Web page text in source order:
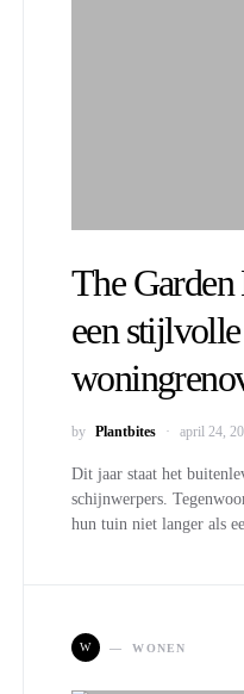
The
een
by Plantbites april 24,
Dit jaar staat het
schijnwerpers.
hun tuin niet langer als
W WONEN